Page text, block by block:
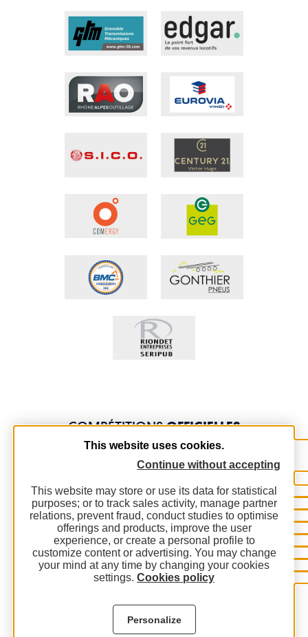
COMPÉTITIONSOFFICIELLES
This website uses cookies.
Continue without accepting
This website may store or use its data for statistical
purposes; or to track sales activity, manage partner
relations, prevent fraud, conduct studies to optimise
offerings and products, improve the user
experience, or create a personal profile to
customize content or advertising. You may change
your mind at any time by changing your cookies
settings. Cookies policy
Personalize